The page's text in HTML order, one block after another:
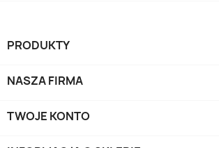
PRODUKTY
NASZA FIRMA
TWOJE KONTO